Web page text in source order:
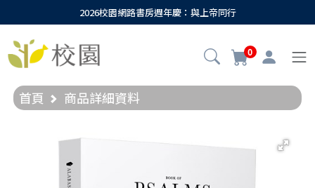
2026校園網路書房週年慶：與上帝同行
0
首頁 商品詳細資料